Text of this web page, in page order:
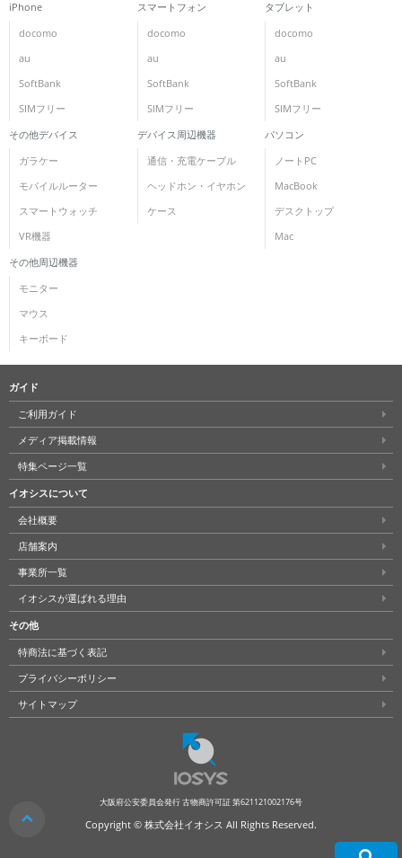
iPhone
docomo
au
SoftBank
SIMフリー
スマートフォン
docomo
au
SoftBank
SIMフリー
タブレット
docomo
au
SoftBank
SIMフリー
その他デバイス
ガラケー
モバイルルーター
スマートウォッチ
VR機器
デバイス周辺機器
通信・充電ケーブル
ヘッドホン・イヤホン
ケース
パソコン
ノートPC
MacBook
デスクトップ
Mac
その他周辺機器
モニター
マウス
キーボード
ガイド
ご利用ガイド
メディア掲載情報
特集ページ一覧
イオシスについて
会社概要
店舗案内
事業所一覧
イオシスが選ばれる理由
その他
特商法に基づく表記
プライバシーポリシー
サイトマップ
大阪府公安委員会発行 古物商許可証 第621121002176号
Copyright © 株式会社イオシス All Rights Reserved. クリア